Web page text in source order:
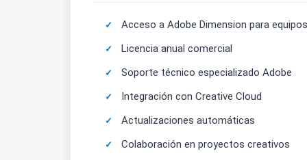
Acceso a Adobe Dimension para equipos
Licencia anual comercial
Soporte técnico especializado Adobe
Integración con Creative Cloud
Actualizaciones automáticas
Colaboración en proyectos creativos